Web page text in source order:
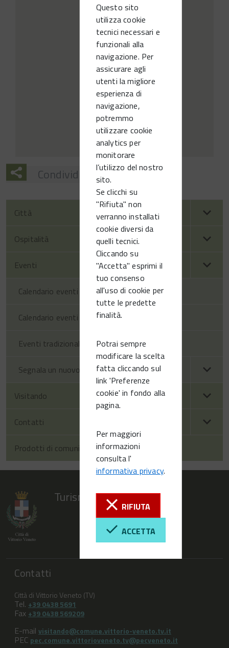
Questo sito
utilizza cookie
tecnici necessari e
funzionali alla
navigazione. Per
assicurare agli
utenti la migliore
esperienza di
navigazione,
potremmo
utilizzare cookie
analytics per
monitorare
l’utilizzo del nostro
sito.
Se clicchi su
"Rifiuta" non
verranno installati
cookie diversi da
quelli tecnici.
Cliccando su
"Accetta" esprimi il
tuo consenso
all'uso di cookie per
tutte le predette
finalità.
Potrai sempre
modificare la scelta
fatta cliccando sul
link 'Preferenze
cookie' in fondo alla
pagina.
Per maggiori
informazioni
consulta l'
informativa privacy.
RIFIUTA
ACCETTA
Condividi
Città
Ospitalità
Eventi
Calendario eventi territorio
Calendario eventi Vittorio Veneto
Eventi tradizionali
Segnala un nuovo evento
Visitando
Contatti
Prodotti di comunicazione
Turismo Vittorio Veneto
Contatti
Città di Vittorio Veneto (TV)
Tel. +39 0438 5691
Fax +39 0438 569209
E-mail visitando@comune.vittorio-veneto.tv.it
PEC pec.comune.vittorioveneto.tv@pecveneto.it